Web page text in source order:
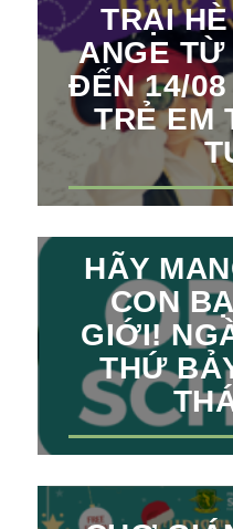
TRẠI
ANGE
ĐẾN 14/08
TRẺ EM
HÃY
CON
GIỚI!
THỨ